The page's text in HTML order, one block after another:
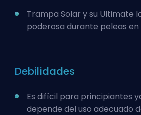
Trampa Solar y su Ultimate
poderosa durante peleas en
Debilidades
Es difícil para principiantes
depende del uso adecuado